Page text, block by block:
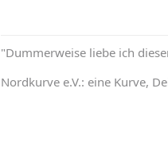
"Dummerweise liebe ich
Nordkurve e.V.: eine Kurve,